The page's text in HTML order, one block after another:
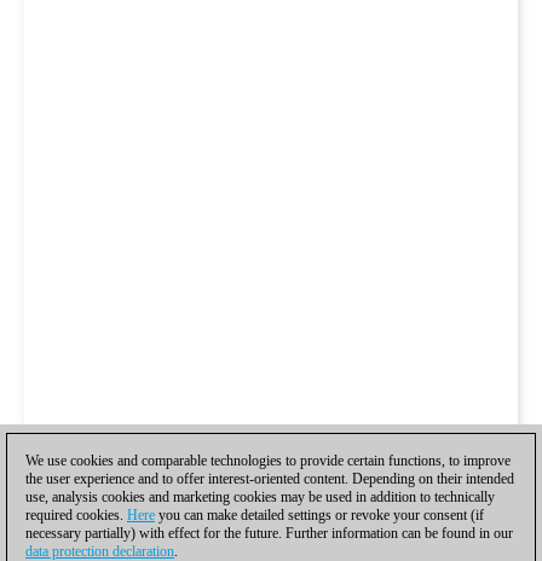
We use cookies and comparable technologies to provide certain functions, to improve
the user experience and to offer interest-oriented content. Depending on their intended
use, analysis cookies and marketing cookies may be used in addition to technically
required cookies. Here you can make detailed settings or revoke your consent (if
necessary partially) with effect for the future. Further information can be found in our
data protection declaration.